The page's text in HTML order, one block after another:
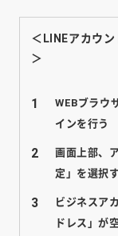
＜LINEアカウ
＞
WEBブラウ
インを行う
画面上部、
定」を選択
ビジネスア
ドレス」が